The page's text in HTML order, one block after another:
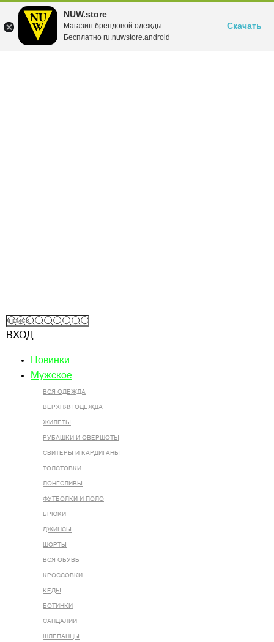
NUW.store
Магазин брендовой одежды
Бесплатно ru.nuwstore.android
Скачать
ВХОД
Новинки
Мужское
ВСЯ ОДЕЖДА
ВЕРХНЯЯ ОДЕЖДА
ЖИЛЕТЫ
РУБАШКИ И ОВЕРШОТЫ
СВИТЕРЫ И КАРДИГАНЫ
ТОЛСТОВКИ
ЛОНГСЛИВЫ
ФУТБОЛКИ И ПОЛО
БРЮКИ
ДЖИНСЫ
ШОРТЫ
ВСЯ ОБУВЬ
КРОССОВКИ
КЕДЫ
БОТИНКИ
САНДАЛИИ
ШЛЕПАНЦЫ